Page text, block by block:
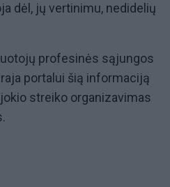
dėl, jų vertinimu, nedidelių
profesinės sąjungos
portalui šią informaciją
streiko organizavimas